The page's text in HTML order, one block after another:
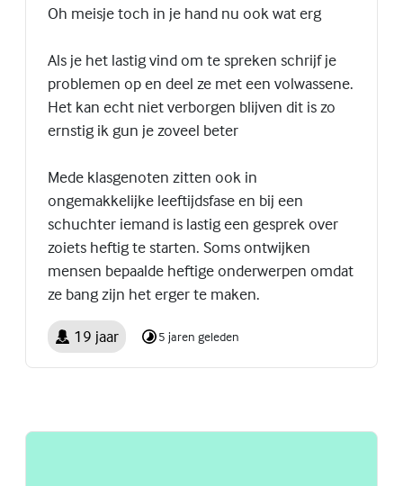
Oh meisje toch in je hand nu ook wat erg
Als je het lastig vind om te spreken schrijf je
problemen op en deel ze met een volwassene.
Het kan echt niet verborgen blijven dit is zo
ernstig ik gun je zoveel beter
Mede klasgenoten zitten ook in
ongemakkelijke leeftijdsfase en bij een
schuchter iemand is lastig een gesprek over
zoiets heftig te starten. Soms ontwijken
mensen bepaalde heftige onderwerpen omdat
ze bang zijn het erger te maken.
19 jaar 5 jaren geleden